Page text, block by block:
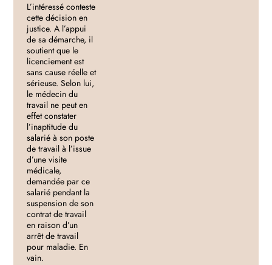
L’intéressé conteste
cette décision en
justice. A l’appui
de sa démarche, il
soutient que le
licenciement est
sans cause réelle et
sérieuse. Selon lui,
le médecin du
travail ne peut en
effet constater
l’inaptitude du
salarié à son poste
de travail à l’issue
d’une visite
médicale,
demandée par ce
salarié pendant la
suspension de son
contrat de travail
en raison d’un
arrêt de travail
pour maladie. En
vain.